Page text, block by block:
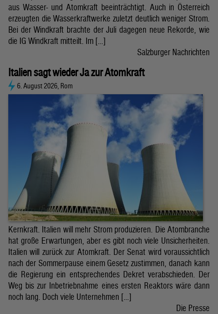
aus Wasser- und Atomkraft beeinträchtigt. Auch in Österreich
erzeugten die Wasserkraftwerke zuletzt deutlich weniger Strom.
Bei der Windkraft brachte der Juli dagegen neue Rekorde, wie
die IG Windkraft mitteilt. Im […]
Salzburger Nachrichten
Italien sagt wieder Ja zur Atomkraft
6. August 2026, Rom
Kernkraft. Italien will mehr Strom produzieren. Die Atombranche
hat große Erwartungen, aber es gibt noch viele Unsicherheiten.
Italien will zurück zur Atomkraft. Der Senat wird voraussichtlich
nach der Sommerpause einem Gesetz zustimmen, danach kann
die Regierung ein entsprechendes Dekret verabschieden. Der
Weg bis zur Inbetriebnahme eines ersten Reaktors wäre dann
noch lang. Doch viele Unternehmen […]
Die Presse